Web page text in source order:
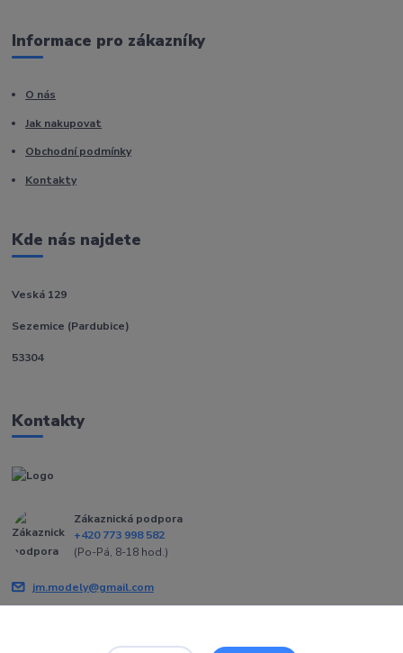
Informace pro zákazníky
O nás
Jak nakupovat
Obchodní podmínky
Kontakty
Kde nás najdete
Veská 129
Sezemice (Pardubice)
53304
Kontakty
Zákaznická podpora
+420 773 998 582
(Po-Pá, 8-18 hod.)
jm.modely@gmail.com